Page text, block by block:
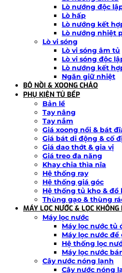
Lò nướng độc
Lò hấp
Lò nướng kết
Lò nướng nhiệt
Lò vi sóng
Lò vi sóng âm tủ
Lò vi sóng độc
Lò nướng kết
Ngăn giữ nhiệt
BỘ NỒI & XOONG CHẢO
PHỤ KIỆN TỦ BẾP
Bản lề
Tay nâng
Tay nắm
Giá xoong nồi & bát
Giá bát di động & cố
Giá dao thớt & gia vị
Giá treo đa năng
Khay chia thìa nĩa
Hệ thống ray
Hệ thống giá góc
Hệ thống tủ kho & đồ
Thùng gạo & thùng
MÁY LỌC NƯỚC & LỌC KHÔNG
Máy lọc nước
Máy lọc nước tủ
Máy lọc nước
Hệ thống lọc
Máy lọc nước
Cây nước nóng lạnh
Cây nước nóng